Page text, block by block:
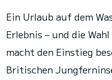
Ein Urlaub auf dem
Erlebnis – und die
macht den Einstieg
Britischen